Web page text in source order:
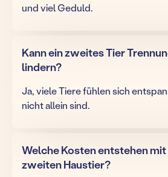
und viel Geduld.
Kann ein zweites Tier
lindern?
Ja, viele Tiere fühlen sich
nicht allein sind.
Welche Kosten entstehen
zweiten Haustier?